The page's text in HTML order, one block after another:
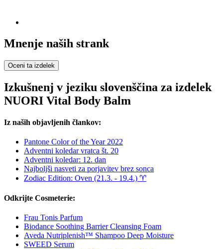
Mnenje naših strank
Oceni ta izdelek
Izkušnenj v jeziku slovenščina za izdelek
NUORI Vital Body Balm
Iz naših objavljenih člankov:
Pantone Color of the Year 2022
Adventni koledar vratca št. 20
Adventni koledar: 12. dan
Najboljši nasveti za porjavitev brez sonca
Zodiac Edition: Oven (21.3. - 19.4.) ♈︎
Odkrijte Cosmeterie:
Frau Tonis Parfum
Biodance Soothing Barrier Cleansing Foam
Aveda Nutriplenish™ Shampoo Deep Moisture
SWEED Serum